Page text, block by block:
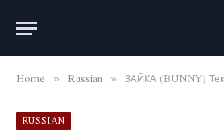
Home » Russian » ЗАЙКА (BUNNY) Текст
RUSSIAN